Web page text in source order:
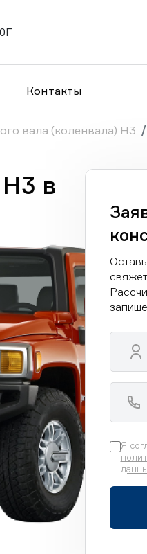
Контакты
вала (коленвала) H3
в
Я